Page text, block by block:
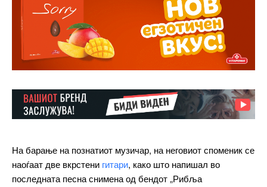
На барање на познатиот музичар, на неговиот споменик се
наоѓаат две вкрстени гитари, како што напишал во
последната песна снимена од бендот „Рибља